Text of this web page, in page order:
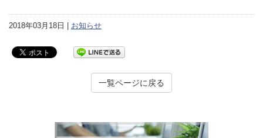
2018年03月18日 | お知らせ
一覧ページに戻る